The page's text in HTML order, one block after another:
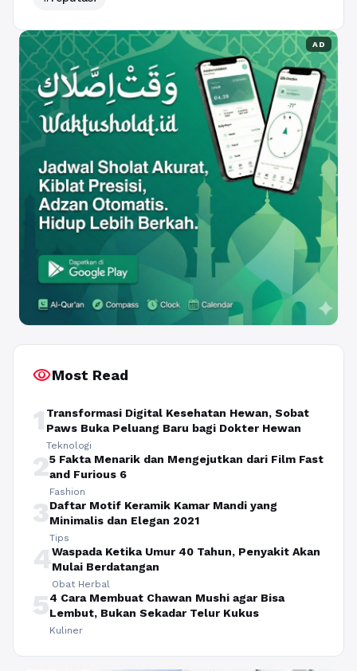
AD
visibilityMost Read
1 Transformasi Digital Kesehatan Hewan, Sobat
Paws Buka Peluang Baru bagi Dokter Hewan
Teknologi
25 Fakta Menarik dan Mengejutkan dari Film Fast
and Furious 6
Fashion
3Daftar Motif Keramik Kamar Mandi yang
Minimalis dan Elegan 2021
Tips
4Waspada Ketika Umur 40 Tahun, Penyakit Akan
Mulai Berdatangan
Obat Herbal
54 Cara Membuat Chawan Mushi agar Bisa
Lembut, Bukan Sekadar Telur Kukus
Kuliner